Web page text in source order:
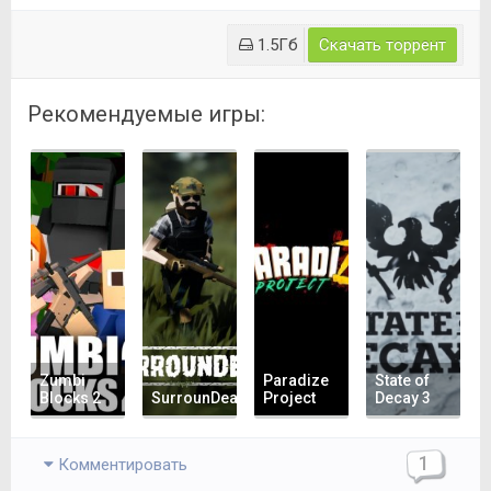
1.5Гб Скачать торрент
Рекомендуемые игры:
Zumbi
Blocks 2
SurrounDead
Paradize
Project
State of
Decay 3
Комментировать 1